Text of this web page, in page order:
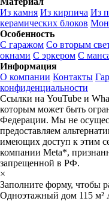
Из камня Из кирпича Из
керамических блоков
Особенность
С гаражом Со вторым
окнами С эркером С
Информация
О компании Контакты
конфиденциальности
Ссылки на YouTube и
которым может быть
Федерации. Мы не
предоставляем
имеющих доступ к этим
компании Meta*,
запрещенной в РФ.
×
Заполните форму, чтобы
Одноэтажный дом 115 м²